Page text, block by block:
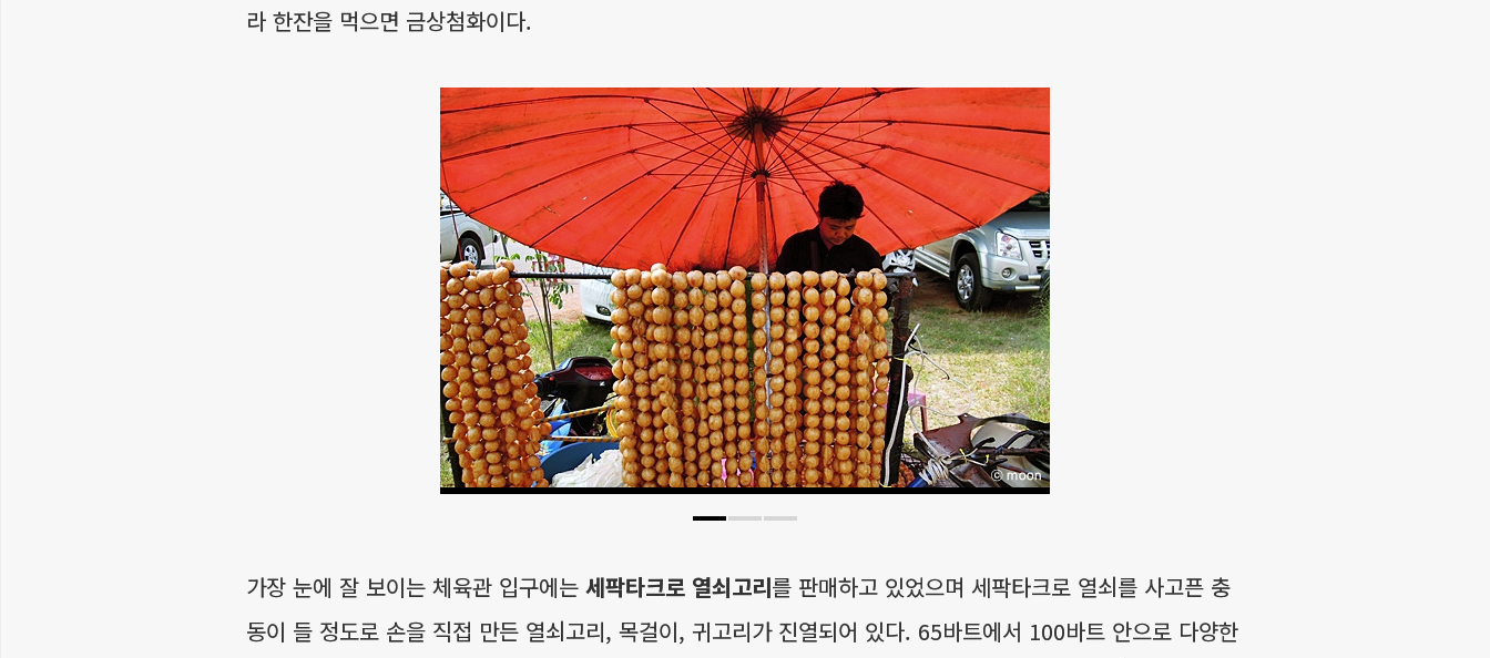
라 한잔을 먹으면 금상첨화이다.
가장 눈에 잘 보이는 체육관 입구에는 세팍타크로 열쇠고리를 판매하고 있었으며 세팍타크로 열쇠를 사고픈 충
동이 들 정도로 손을 직접 만든 열쇠고리, 목걸이, 귀고리가 진열되어 있다. 65바트에서 100바트 안으로 다양한